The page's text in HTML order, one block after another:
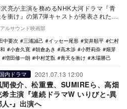
亮が主演を務めるNHK大河ドラマ『青
を衝け』の第7弾キャストが発表された。
作は、新一万円札の顔としても注目さ
る渋…
ルサウンド映画部
中要次
三浦誠己 イッセー尾形 安井順平
仁村
小倉久寛 朝倉あき 高木渉 小野莉奈
畑芽
増田修一朗 中村芝翫 青天を衝け 木場勝己
内ドラマ 2021.07.13 12:00
間俊介、松重豊、SUMIREら、高畑
希主演『連続ドラマW いりびと-異
人-』出演へ